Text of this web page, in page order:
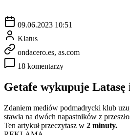
09.06.2023 10:51
Klatus
ondacero.es, as.com
18 komentarzy
Getafe wykupuje
Zdaniem mediów podmadrycki klub
stawia na dwóch napastników z
Ten artykuł przeczytasz w 2 minuty.